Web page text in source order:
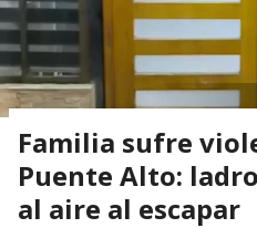
Familia sufre
Puente Alto:
al aire al escapar